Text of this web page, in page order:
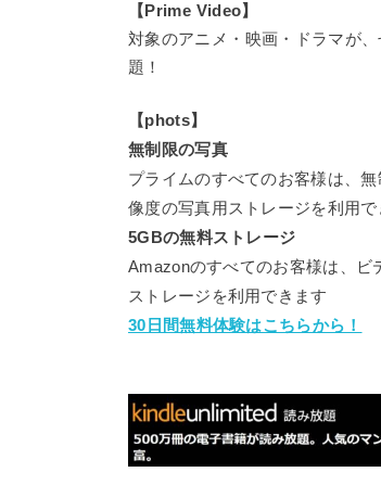
【Prime Video】
対象のアニメ・映画・ドラマが
題！
【phots】
無制限の写真
プライムのすべてのお客様は、
像度の写真用ストレージを利用で
5GBの無料ストレージ
Amazonのすべてのお客様は、ビ
ストレージを利用できます
30日間無料体験はこちらから！